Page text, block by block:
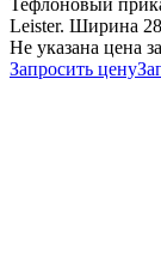
Leister. Ширина
Не указана цена
Запросить цену